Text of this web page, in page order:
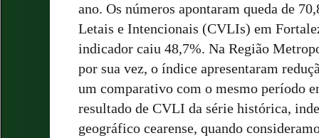
ano. Os números apontaram queda de
Letais e Intencionais (CVLIs) em
indicador caiu 48,7%. Na Região
por sua vez, o índice apresentaram
um comparativo com o mesmo período
resultado de CVLI da série histórica,
geográfico cearense, quando